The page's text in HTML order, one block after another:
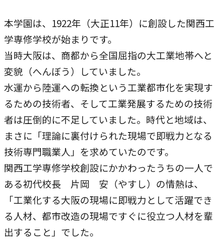
薬学部
看護学部
農学部
大学院
法学研究科
国際言語文化研究科
経済経営学研究科
理工学研究科
ボランティア
就職支援独自プログラム
資格取得サポート
採用ご担当の方へ
在学生の方へ
危機管理対応
本学への正規留学生に対する支援
本学への短期留学生に対する支援
海外協定校
キャンパス内国際交流
その他（国際協力等）
本学園は、1922年（大正11年）に創設した関西工
学専修学校が始まりです。
当時大阪は、商都から全国屈指の大工業地帯へと
変貌（へんぼう）していました。
水運から陸運への転換という工業都市化を実現す
るための技術者、そして工業発展するための技術
者は圧倒的に不足していました。時代と地域は、
まさに「理論に裏付けられた現場で即戦力となる
技術専門職業人」を求めていたのです。
関西工学専修学校創設にかかわったうちの一人で
ある初代校長 片岡 安（やすし）の情熱は、
「工業化する大阪の現場に即戦力として活躍でき
る人材、都市改造の現場ですぐに役立つ人材を輩
出すること」でした。